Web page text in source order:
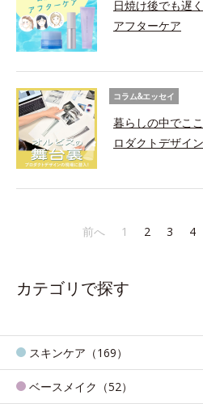
日焼け後でも遅
アフターケア
コラム&エッセイ
暮らしの中でこ
ロダクトデザイ
前へ 1 2 3 4
カテゴリで探す
スキンケア（169）
ベースメイク（52）